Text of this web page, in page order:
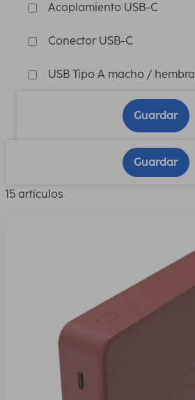
Acoplamiento USB-C
Conector USB-C
USB Tipo A macho / hembra
Guardar
Guardar
15 artículos